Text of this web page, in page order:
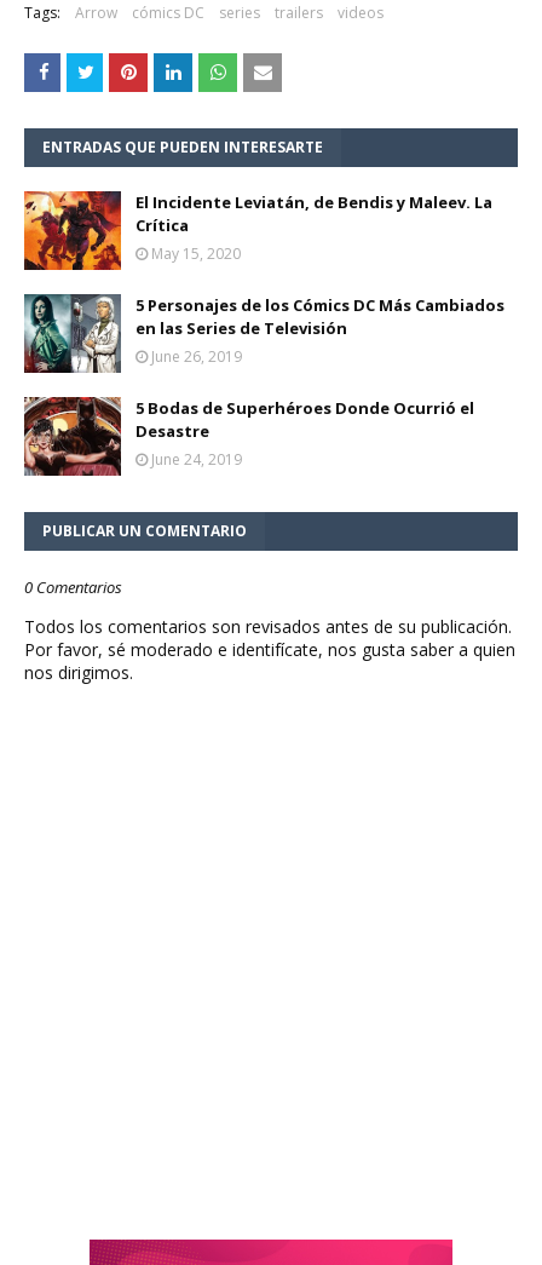
Tags: Arrow cómics DC series trailers videos
ENTRADAS QUE PUEDEN INTERESARTE
El Incidente Leviatán, de Bendis y Maleev. La
Crítica
May 15, 2020
5 Personajes de los Cómics DC Más Cambiados
en las Series de Televisión
June 26, 2019
5 Bodas de Superhéroes Donde Ocurrió el
Desastre
June 24, 2019
PUBLICAR UN COMENTARIO
0 Comentarios
Todos los comentarios son revisados antes de su publicación.
Por favor, sé moderado e identifícate, nos gusta saber a quien
nos dirigimos.